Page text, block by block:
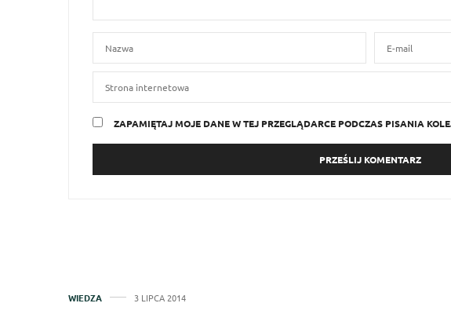
ZAPAMIĘTAJ MOJE DANE W TEJ PRZEGLĄDARCE PODCZAS PISANIA
WIEDZA 3 LIPCA 2014